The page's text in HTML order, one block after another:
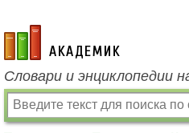
academic.ru
Словари и энциклопедии